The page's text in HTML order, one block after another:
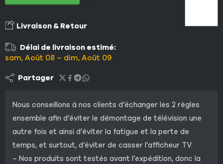
Livraison & Retour
Délai de livraison estimé:
sam, Août 08 – dim, Août 09
Partager
Nous conseillons à nos clients d’échanger les 2 règles
ensemble afin d’éviter le démontage de télévision une
autre fois et ainsi d’éviter la fatigue et la perte de
temps, et surtout, d’éviter de casser l’afficheur TV.
– Nos produits sont testés avant l’expédition, donc la